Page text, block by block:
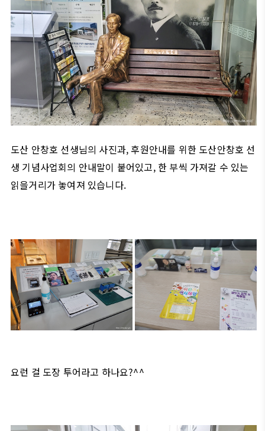
도산 안창호 선생님의 사진과, 후원안내를 위한 도산안창호 선
생 기념사업회의 안내말이 붙어있고, 한 부씩 가져갈 수 있는
읽을거리가 놓여져 있습니다.
요런 걸 도장 투어라고 하나요?^^